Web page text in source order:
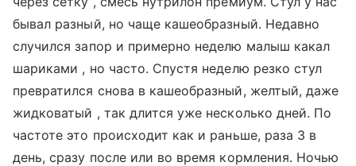
бывал разный, но чаще кашеобразный. Недавно
случился запор и примерно неделю малыш какал
шариками , но часто. Спустя неделю резко стул
превратился снова в кашеобразный, желтый, даже
жидковатый , так длится уже несколько дней. По
частоте это происходит как и раньше, раза 3 в
день, сразу после или во время кормления. Ночью